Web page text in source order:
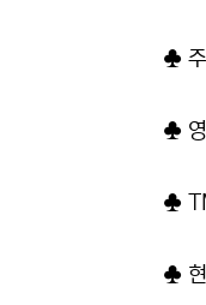
♣ 주
♣ 영
♣
♣ 현